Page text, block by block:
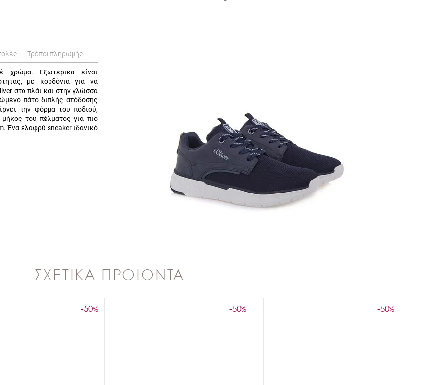
Τρόποι πληρωμής
χρώμα. Εξωτερικά είναι
με κορδόνια για να
στο πλάι και στην γλώσσα
πάτο διπλής απόδοσης
την φόρμα του ποδιού,
του πέλματος για πιο
Ένα ελαφρύ sneaker ιδανικό
ΣΧΕΤΙΚΑ ΠΡΟΙΟΝΤΑ
-50% -50% -50%